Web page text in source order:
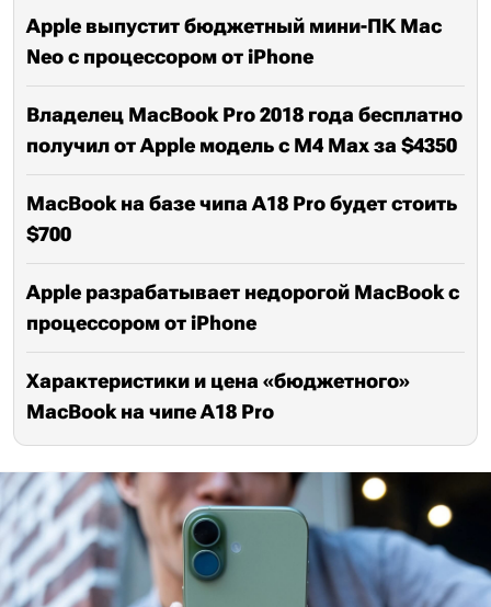
Apple выпустит бюджетный мини-ПК Mac
Neo с процессором от iPhone
Владелец MacBook Pro 2018 года бесплатно
получил от Apple модель с M4 Max за $4350
MacBook на базе чипа A18 Pro будет стоить
$700
Apple разрабатывает недорогой MacBook с
процессором от iPhone
Характеристики и цена «бюджетного»
MacBook на чипе A18 Pro